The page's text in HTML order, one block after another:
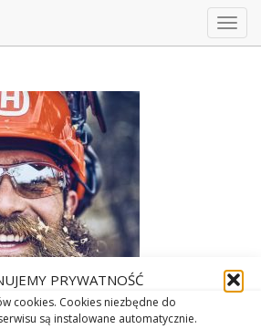
PRYWATNOŚĆ
cookies. Cookies niezbędne do
są instalowane automatycznie.